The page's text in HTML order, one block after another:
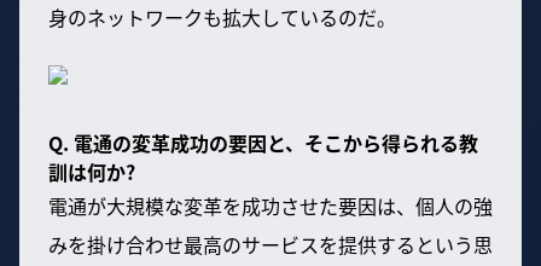
身のネットワークも拡大しているのだ。
Q. 電通の変革成功の要因と、そこから得られる教
訓は何か?
電通が大規模な変革を成功させた要因は、個人の強
みを掛け合わせ最高のサービスを提供するという思